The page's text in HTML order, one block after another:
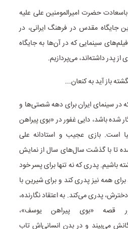
حضرت امیرالمومنین علی علیه
جایگاه مقدس در فرهنگ ایرانی، در
سینمایی که در آن‌ها به جایگاه
پدر داشته‌اند، می‌پردازیم.
باز آید به کنعان...
در سینمای ایران برای دهه شصتی‌ها و
شده باشد، دایی غفور در «بوی پیراهن
است. بازی عجیب و استادانه علی
تا با گذشت سال‌های سال از نمایش
باشیم. پدری که نه تنها برای پسر خود
همه نیز پدری کند و برای شیرین با
پدری می‌کند. به اعتقاد نگارنده،
قصه «بوی پیراهن یوسف»،
می‌بیند و در بدن انسانی‌اش تاب